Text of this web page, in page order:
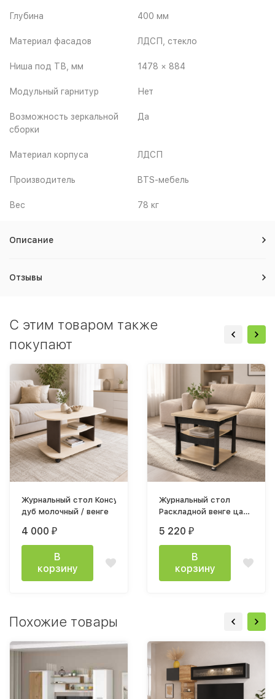
Глубина 400 мм
Материал фасадов ЛДСП, стекло
Ниша под ТВ, мм 1478 × 884
Модульный гарнитур Нет
Возможность зеркальной
сборки
Да
Материал корпуса ЛДСП
Производитель BTS-мебель
Вес 78 кг
Описание
Отзывы
C этим товаром также
покупают
Журнальный стол Консул-2 лдсп
дуб молочный / венге
4 000 ₽
В
корзину
Журнальный стол
Раскладной венге цаво
5 220 ₽
В
корзину
Похожие товары